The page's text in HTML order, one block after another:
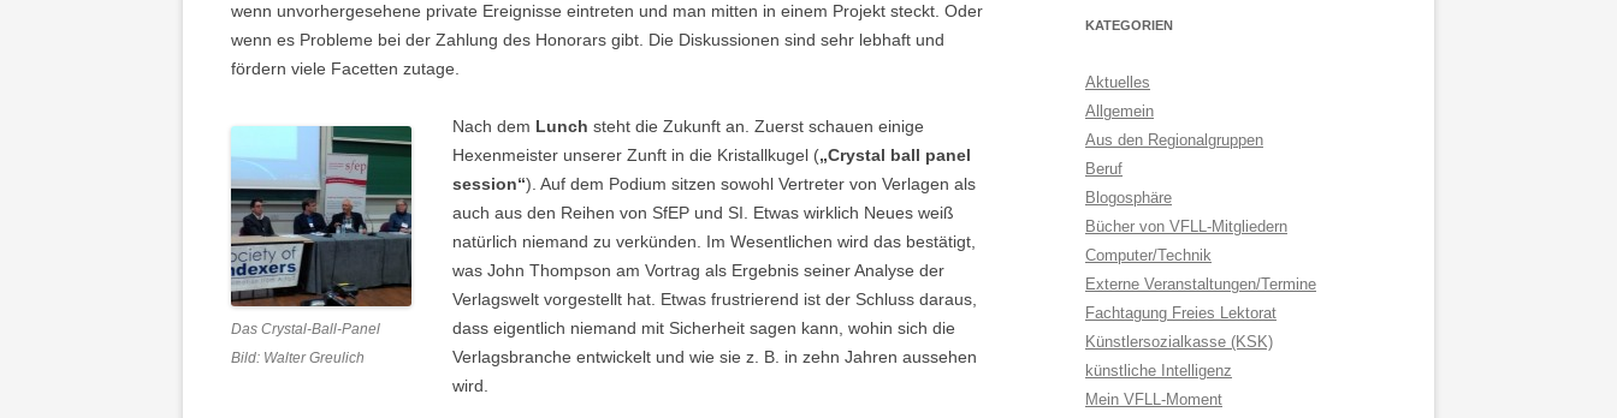
wenn unvorhergesehene private Ereignisse eintreten und man mitten in einem Projekt steckt. Oder
wenn es Probleme bei der Zahlung des Honorars gibt. Die Diskussionen sind sehr lebhaft und
fördern viele Facetten zutage.
Das Crystal-Ball-Panel
Bild: Walter Greulich
Nach dem Lunch steht die Zukunft an. Zuerst schauen einige
Hexenmeister unserer Zunft in die Kristallkugel („Crystal ball panel
session“). Auf dem Podium sitzen sowohl Vertreter von Verlagen als
auch aus den Reihen von SfEP und SI. Etwas wirklich Neues weiß
natürlich niemand zu verkünden. Im Wesentlichen wird das bestätigt,
was John Thompson am Vortrag als Ergebnis seiner Analyse der
Verlagswelt vorgestellt hat. Etwas frustrierend ist der Schluss daraus,
dass eigentlich niemand mit Sicherheit sagen kann, wohin sich die
Verlagsbranche entwickelt und wie sie z. B. in zehn Jahren aussehen
wird.
KATEGORIEN
Aktuelles
Allgemein
Aus den Regionalgruppen
Beruf
Blogosphäre
Bücher von VFLL-Mitgliedern
Computer/Technik
Externe Veranstaltungen/Termine
Fachtagung Freies Lektorat
Künstlersozialkasse (KSK)
künstliche Intelligenz
Mein VFLL-Moment